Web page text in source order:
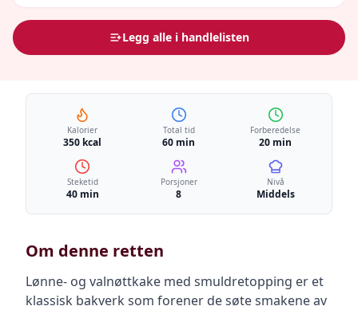
Legg alle i handlelisten
Kalorier
350 kcal
Total tid
60 min
Forberedelse
20 min
Steketid
40 min
Porsjoner
8
Nivå
Middels
Om denne retten
Lønne- og valnøttkake med smuldretopping er et
klassisk bakverk som forener de søte smakene av